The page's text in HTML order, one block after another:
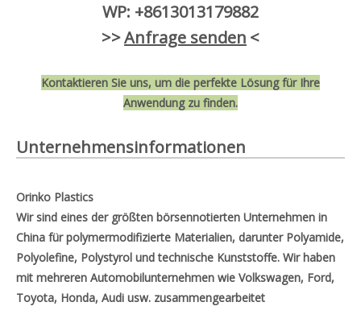
WP: +8613013179882
>>Anfrage senden <
Kontaktieren Sie uns, um die perfekte Lösung für Ihre
Anwendung zu finden.
Unternehmensinformationen
Orinko Plastics
Wir sind eines der größten börsennotierten Unternehmen in
China für polymermodifizierte Materialien, darunter Polyamide,
Polyolefine, Polystyrol und technische Kunststoffe. Wir haben
mit mehreren Automobilunternehmen wie Volkswagen, Ford,
Toyota, Honda, Audi usw. zusammengearbeitet